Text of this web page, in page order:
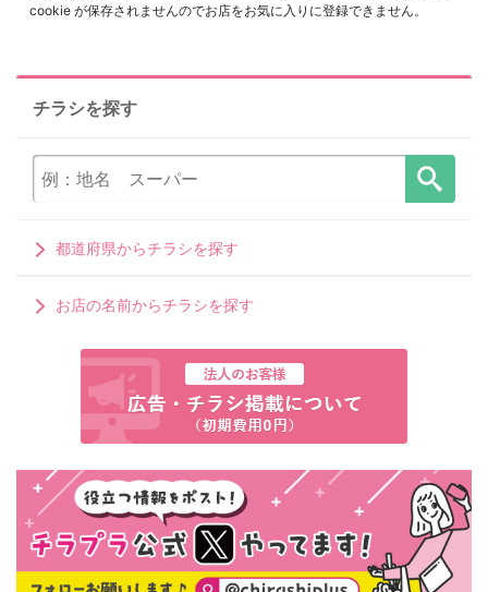
cookie が保存されませんのでお店をお気に入りに登録できません。
チラシを探す
都道府県からチラシを探す
お店の名前からチラシを探す